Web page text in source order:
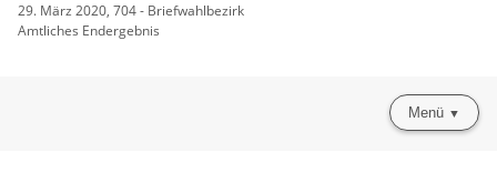
29. März 2020, 704 - Briefwahlbezirk
Amtliches Endergebnis
Menü